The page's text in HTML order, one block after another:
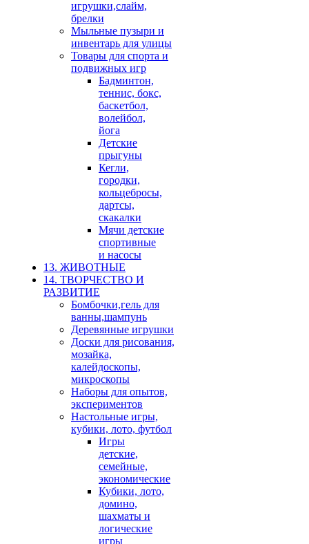
игрушки,слайм,
брелки
Мыльные пузыри и
инвентарь для улицы
Товары для спорта и
подвижных игр
Бадминтон,
теннис, бокс,
баскетбол,
волейбол,
йога
Детские
прыгуны
Кегли,
городки,
кольцебросы,
дартсы,
скакалки
Мячи детские
спортивные
и насосы
13. ЖИВОТНЫЕ
14. ТВОРЧЕСТВО И
РАЗВИТИЕ
Бомбочки,гель для
ванны,шампунь
Деревянные игрушки
Доски для рисования,
мозайка,
калейдоскопы,
микроскопы
Наборы для опытов,
экспериментов
Настольные игры,
кубики, лото, футбол
Игры
детские,
семейные,
экономические
Кубики, лото,
домино,
шахматы и
логические
игры